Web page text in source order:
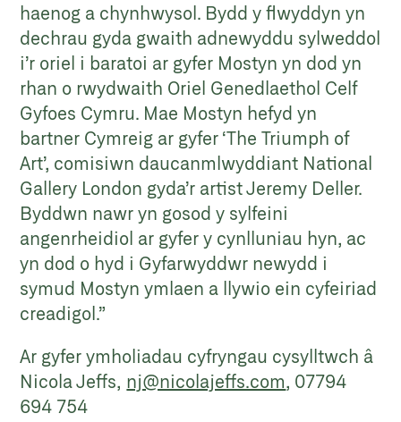
haenog a chynhwysol. Bydd y flwyddyn yn
dechrau gyda gwaith adnewyddu sylweddol
i’r oriel i baratoi ar gyfer Mostyn yn dod yn
rhan o rwydwaith Oriel Genedlaethol Celf
Gyfoes Cymru. Mae Mostyn hefyd yn
bartner Cymreig ar gyfer ‘The Triumph of
Art’, comisiwn daucanmlwyddiant National
Gallery London gyda’r artist Jeremy Deller.
Byddwn nawr yn gosod y sylfeini
angenrheidiol ar gyfer y cynlluniau hyn, ac
yn dod o hyd i Gyfarwyddwr newydd i
symud Mostyn ymlaen a llywio ein cyfeiriad
creadigol.”
Ar gyfer ymholiadau cyfryngau cysylltwch â
Nicola Jeffs, nj@nicolajeffs.com, 07794
694 754